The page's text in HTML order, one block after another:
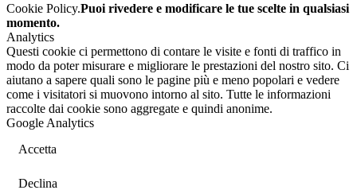
Cookie Policy.Puoi rivedere e modificare le tue scelte in qualsiasi
momento.
Analytics
Questi cookie ci permettono di contare le visite e fonti di traffico in
modo da poter misurare e migliorare le prestazioni del nostro sito. Ci
aiutano a sapere quali sono le pagine più e meno popolari e vedere
come i visitatori si muovono intorno al sito. Tutte le informazioni
raccolte dai cookie sono aggregate e quindi anonime.
Google Analytics
Accetta
Declina